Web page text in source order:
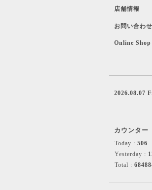
店舗情報
お問い合わせ
Online Shop
2026.08.07
カウンター
Today : 506
Yesterday :
Total :